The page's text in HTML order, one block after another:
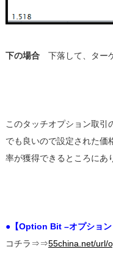
下の場合下落して、ター
このタッチオプション取引
でも良いので設定された価
率が獲得できるところにあ
●【Option Bit –オプション
コチラ⇒⇒55china.net/url/